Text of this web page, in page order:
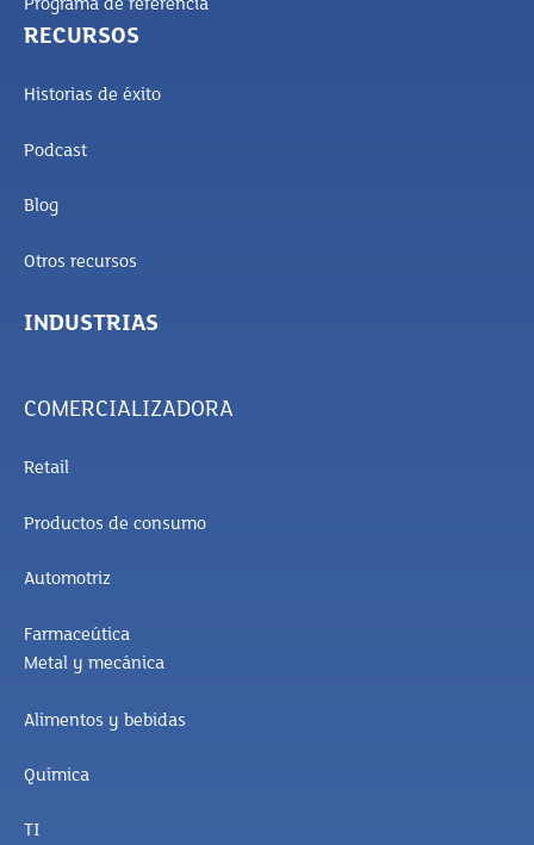
Programa de referencia
RECURSOS
Historias de éxito
Podcast
Blog
Otros recursos
INDUSTRIAS
COMERCIALIZADORA
Retail
Productos de consumo
Automotriz
Farmaceútica
Metal y mecánica
Alimentos y bebidas
Química
TI